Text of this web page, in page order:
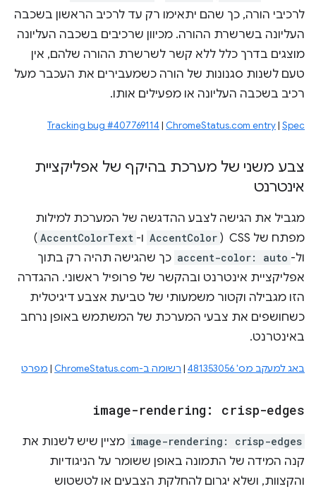
לרכיבי הורה, כך שהם יתאימו רק עד לרכיב הראשון בשכבה
העליונה בשרשרת ההורה. מכיוון שרכיבים בשכבה העליונה
מוצגים בדרך כלל ללא קשר לשרשרת ההורה שלהם, אין
טעם לשנות סגנונות של הורה כשמעבירים את העכבר מעל
רכיב בשכבה העליונה או מפעילים אותו.
Tracking bug #407769114 | ChromeStatus.com entry| Spec
צבע משני של מערכת בהיקף של אפליקציית
אינטרנט
מגביל את הגישה לצבע ההדגשה של המערכת למילות
מפתח של CSS ‏ (
AccentColor ו- AccentColorText
)
ול- accent-color: auto כך שהגישה תהיה רק בתוך
אפליקציית אינטרנט ובהקשר של פרופיל ראשוני. ההגדרה
הזו מגבילה וקטור משמעותי של טביעת אצבע דיגיטלית
כשחושפים את צבעי המערכת של המשתמש באופן נרחב
באינטרנט.
באג למעקב מס' 481353056 | רשומה ב-ChromeStatus.com | מפרט
image-rendering: crisp-edges
image-rendering: crisp-edges מציין שיש לשנות את
קנה המידה של התמונה באופן ששומר על הניגודיות
והקצוות, ושלא יגרום להחלקת הצבעים או לטשטוש